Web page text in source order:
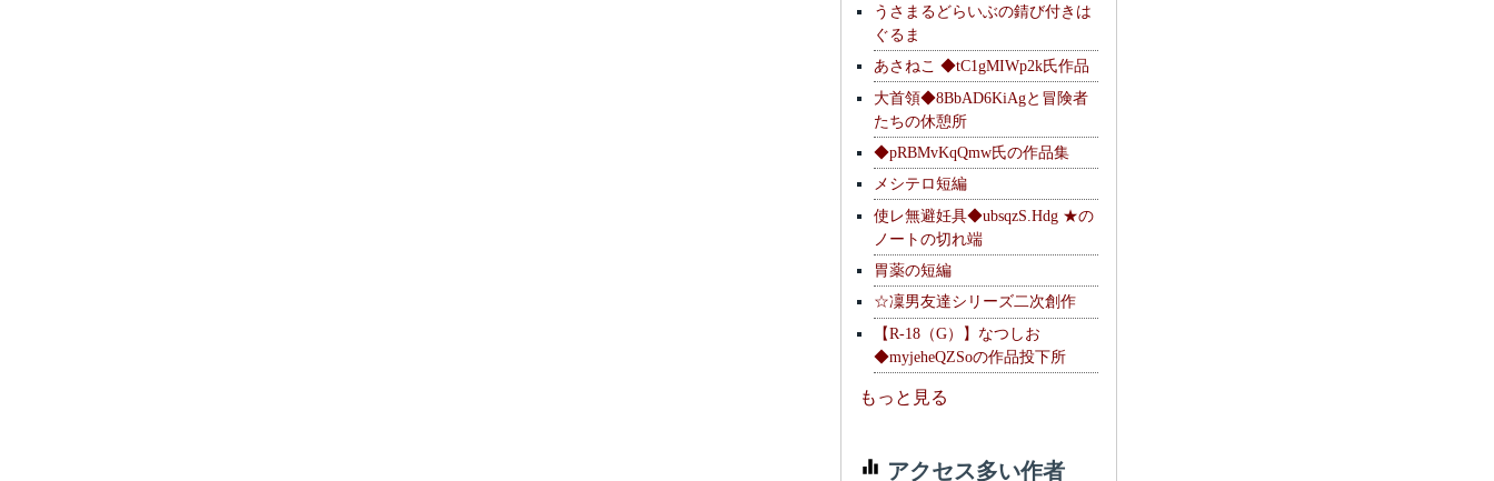
うさまるどらいぶの錆び付きは
ぐるま
あさねこ ◆tC1gMIWp2k氏作品
大首領◆8BbAD6KiAgと冒険者
たちの休憩所
◆pRBMvKqQmw氏の作品集
メシテロ短編
使レ無避妊具◆ubsqzS.Hdg ★の
ノートの切れ端
胃薬の短編
☆凜男友達シリーズ二次創作
【R-18（G）】なつしお
◆myjeheQZSoの作品投下所
もっと見る
アクセス多い作者